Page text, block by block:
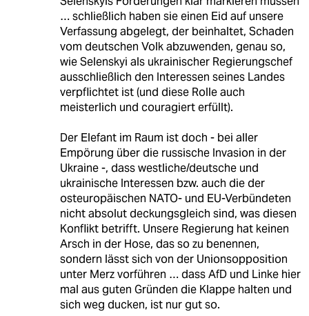
… schließlich haben sie einen Eid auf unsere
Verfassung abgelegt, der beinhaltet, Schaden
vom deutschen Volk abzuwenden, genau so,
wie Selenskyi als ukrainischer Regierungschef
ausschließlich den Interessen seines Landes
verpflichtet ist (und diese Rolle auch
meisterlich und couragiert erfüllt).
Der Elefant im Raum ist doch - bei aller
Empörung über die russische Invasion in der
Ukraine -, dass westliche/deutsche und
ukrainische Interessen bzw. auch die der
osteuropäischen NATO- und EU-Verbündeten
nicht absolut deckungsgleich sind, was diesen
Konflikt betrifft. Unsere Regierung hat keinen
Arsch in der Hose, das so zu benennen,
sondern lässt sich von der Unionsopposition
unter Merz vorführen … dass AfD und Linke hier
mal aus guten Gründen die Klappe halten und
sich weg ducken, ist nur gut so.